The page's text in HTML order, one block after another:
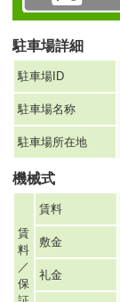
駐車場詳細
駐車場ID
駐車場名称
駐車場所在地
機械式
賃
料
／
保
賃料
敷金
礼金